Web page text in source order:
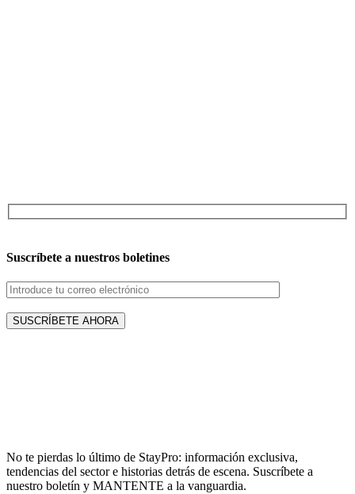
Suscríbete a nuestros boletines
No te pierdas lo último de StayPro: información exclusiva,
tendencias del sector e historias detrás de escena. Suscríbete a
nuestro boletín y MANTENTE a la vanguardia.